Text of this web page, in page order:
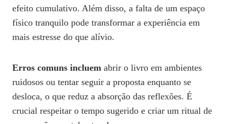
efeito cumulativo. Além disso, a falta de um espaço
físico tranquilo pode transformar a experiência em
mais estresse do que alívio.
Erros comuns incluem abrir o livro em ambientes
ruidosos ou tentar seguir a proposta enquanto se
desloca, o que reduz a absorção das reflexões. É
crucial respeitar o tempo sugerido e criar um ritual de